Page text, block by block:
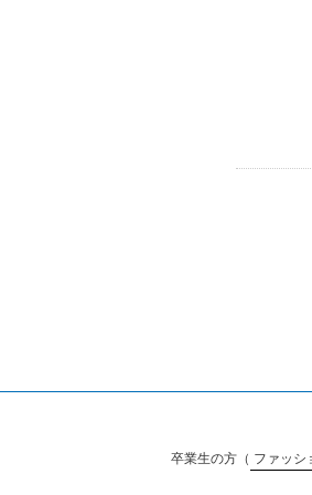
卒業生の方（ ファッシ